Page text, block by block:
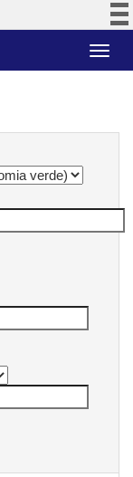
Serviços